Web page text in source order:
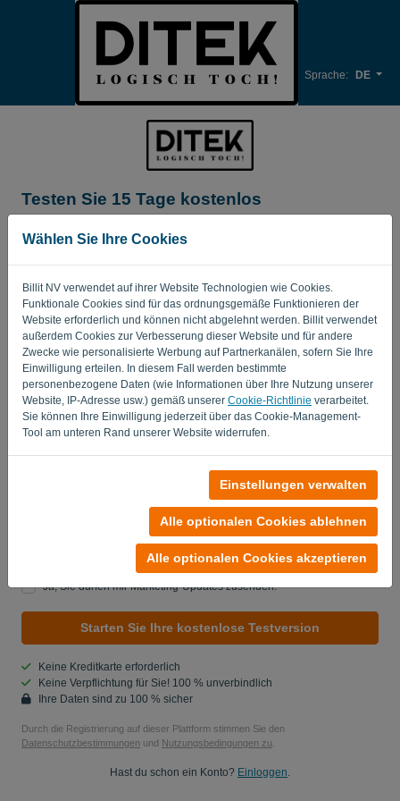
Wählen Sie Ihre Cookies
Billit NV verwendet auf ihrer Website Technologien wie Cookies.
Funktionale Cookies sind für das ordnungsgemäße Funktionieren der
Website erforderlich und können nicht abgelehnt werden. Billit verwendet
außerdem Cookies zur Verbesserung dieser Website und für andere
Zwecke wie personalisierte Werbung auf Partnerkanälen, sofern Sie Ihre
Einwilligung erteilen. In diesem Fall werden bestimmte
personenbezogene Daten (wie Informationen über Ihre Nutzung unserer
Website, IP-Adresse usw.) gemäß unserer Cookie-Richtlinie verarbeitet.
Sie können Ihre Einwilligung jederzeit über das Cookie-Management-
Tool am unteren Rand unserer Website widerrufen.
Einstellungen verwalten
Alle optionalen Cookies ablehnen
Alle optionalen Cookies akzeptieren
Sprache: DE
Testen Sie 15 Tage kostenlos
Name des Unternehmens*
Professionelle E-Mail*
Passwort
Land
Ja, Sie können mir Produktaktualisierungen zusenden..
Ja, Sie dürfen mir Marketing-Updates zusenden.
Starten Sie Ihre kostenlose Testversion
Keine Kreditkarte erforderlich
Keine Verpflichtung für Sie! 100 % unverbindlich
Ihre Daten sind zu 100 % sicher
Durch die Registrierung auf dieser Plattform stimmen Sie den
Datenschutzbestimmungen und Nutzungsbedingungen zu
Hast du schon ein Konto? Einloggen